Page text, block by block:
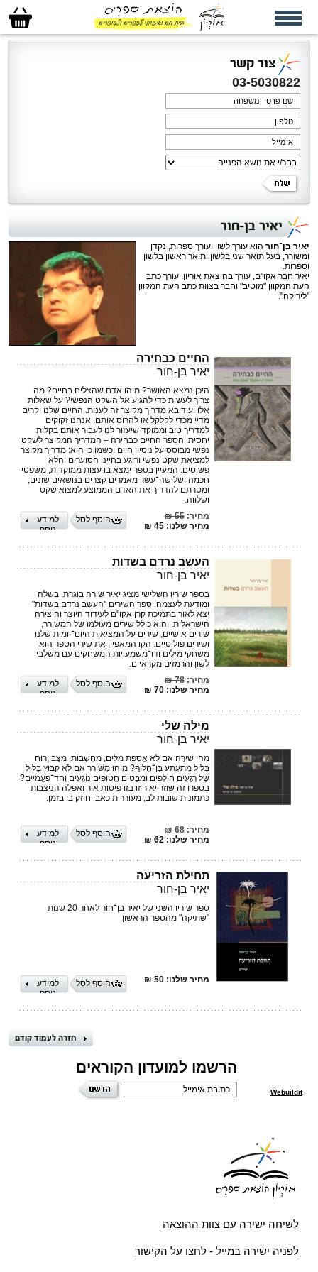
סל
הקניות
שלי
צור קשר
03-5030822
יאיר בן-חור
יאיר בן־חור הוא עורך לשון ועורך ספרות, נקדן
ומשורר, בעל תואר שני בלשון ותואר ראשון בלשון
וספרות.
יאיר חבר אקו"ם, עורך בהוצאת אוריון, עורך כתב
העת המקוון "מוטיב" וחבר בצוות כתב העת המקוון
"ליריקה".
החיים כבחירה
יאיר בן-חור
היכן נמצא האושר? מיהו אדם שהצליח בחיים? מה
צריך לעשות כדי להגיע אל השקט הנפשי? על שאלות
אלו ועוד בא מדריך מקוצר זה לענות. החיים שלנו יקרים
מדיי מכדי לקלקל או להרוס אותם, אנחנו זקוקים
למדריך טוב וממוקד שיעזור לנו לעבור אותם בקלות
יחסית. הספר החיים כבחירה – המדריך המקוצר לשקט
נפשי מבוסס על ניסיון חיים וכשמו כן הוא: מדריך מקוצר
למציאת שקט נפשי ורוגע בחיינו הסוערים והלא
פשוטים. המעיין בספר ימצא בו עצות ממוקדות, משפטי
חכמה ושלושה־עשר מאמרים קצרים בנושאים שונים,
ומטרתם להדריך את האדם הממוצע למצוא שקט
ושלווה.
מחיר:55 ₪
מחיר שלנו: 45 ₪
למידע
נוסף
הוסף לסל
העשב נרדם בשדות
יאיר בן-חור
בספר שיריו השלישי מציג יאיר שירה בוגרת, בשלה
ומודעת לעצמה. ספר השירים "העשב נרדם בשדות"
יצא לאור בתמיכת קרן אקו"ם לעידוד היוצר והיצירה
הישראלית, והוא כולל שירים מעולמו של המשורר,
שירים אישיים, שירים על המציאות היום־יומית שלנו
ושירים פוליטיים. הקו המאפיין את שירי הספר הוא
משחקי מילים ודו־משמעויות המשחקים עם משלבי
לשון והרמזים מקראיים.
מחיר:78 ₪
מחיר שלנו: 70 ₪
למידע
נוסף
הוסף לסל
מילה שלי
יאיר בן-חור
מַהִי שִׁירָה אִם לֹא אֲסֻפַּת מִלִּים, מַחְשָׁבוֹת, מַצָּב וְרוּחַ
בְּלִיל מְתַעְתֵּעַ בֶּן־חֲלוֹף? מִיהוּ מְשׁוֹרֵר אִם לֹא קִבּוּץ בָּלוּל
שֶׁל רְגָעִים חוֹלְפִים וּמַבָּטִים חֲטוּפִים נוֹגְעִים וְחַד־פַּעֲמִיִּים?
בספרו זה שוזר יאיר זו בזו פיסות אור ואפלה הניצבות
כתמונות שובות לב, מעוררות כאב וחוזק בו בזמן.
מחיר:68 ₪
מחיר שלנו: 62 ₪
למידע
נוסף
הוסף לסל
תחילת הזריעה
יאיר בן-חור
ספר שיריו השני של יאיר בן־חור לאחר 20 שנות
"שתיקה" מהספר הראשון.
מחיר שלנו: 50 ₪
למידע
נוסף
הוסף לסל
הרשמו למועדון הקוראים
לשיחה ישירה עם צוות ההוצאה
לפניה ישירה במייל - לחצו על הקישור
Webuildit